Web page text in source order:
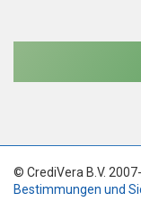
© CrediVera B.V.
Bestimmungen und